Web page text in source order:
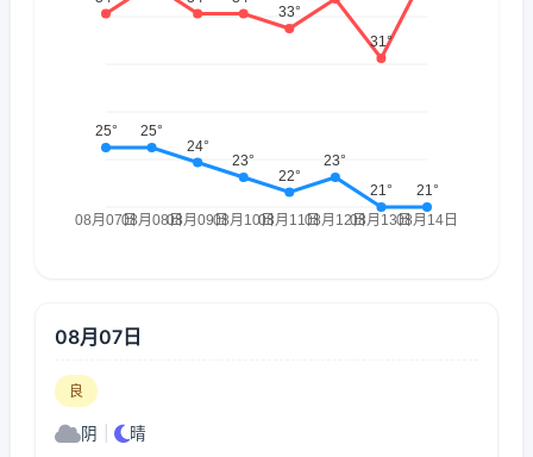
08月07日
良
阴 晴